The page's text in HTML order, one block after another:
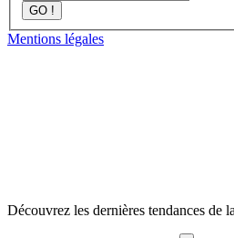
GO !
Mentions légales
Découvrez les dernières tendances de